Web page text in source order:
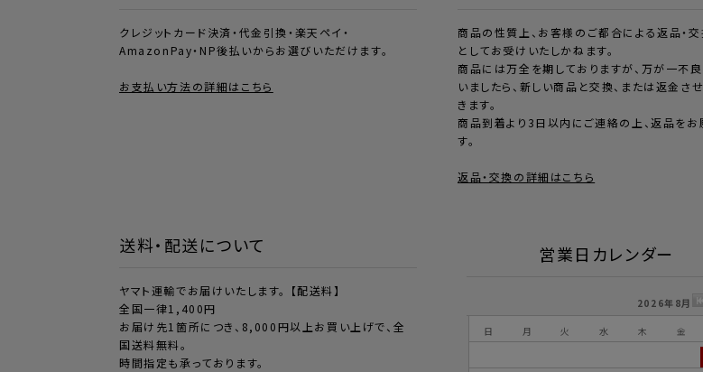
クレジットカード決済・代金引換・楽天ペイ・
AmazonPay・NP後払いからお選びいただけます。
お支払い方法の詳細はこちら
商品の性質上、お客様のご都合による返品・
としてお受けいたしかねます。
商品には万全を期しておりますが、万が一不
いましたら、新しい商品と交換、または返金さ
きます。
商品到着より3日以内にご連絡の上、返品をお
す。
返品・交換の詳細はこちら
送料・配送について
ヤマト運輸でお届けいたします。 【配送料】
全国一律1,400円
お届け先1箇所につき、8,000円以上お買い上げで、全
国送料無料。
時間指定も承っております。
営業日カレンダー
2026年8月
日 月 火 水 木 金